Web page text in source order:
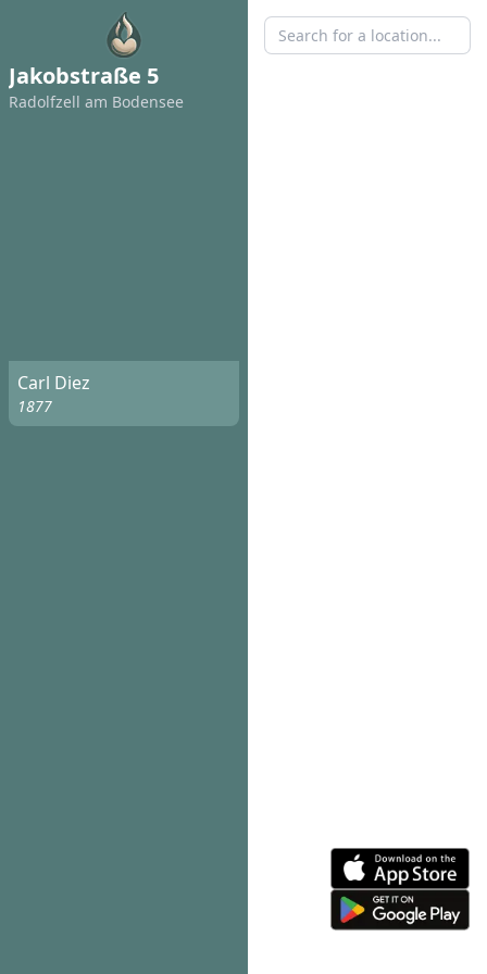
Jakobstraße 5
Radolfzell am Bodensee
Carl Diez
1877